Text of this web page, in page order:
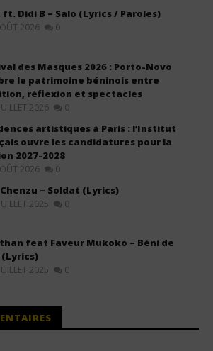
ft. Didi B – Salo (Lyrics / Paroles)
2026 0
des Masques 2026 : Porto-Novo
le patrimoine béninois entre
réflexion et spectacles
2026 0
artistiques à Paris : l’Institut
ouvre les candidatures pour la
2027-2028
2026 0
– Soldat (Lyrics)
2025 0
feat Faveur Mukoko – Béni de
(Lyrics)
2025 0